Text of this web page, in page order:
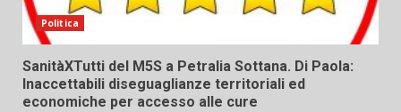
Politica
SanitàXTutti del M5S a Petralia Sottana. Di Paola:
Inaccettabili diseguaglianze territoriali ed
economiche per accesso alle cure